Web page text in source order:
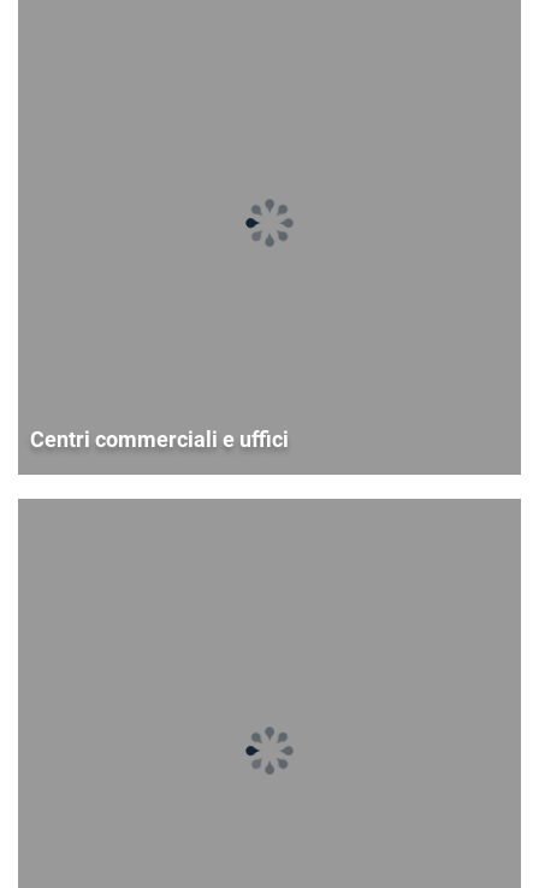
Centri commerciali e uffici